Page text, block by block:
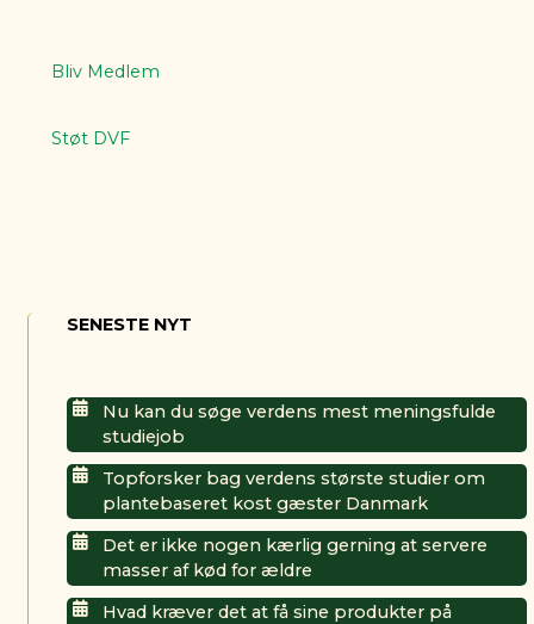
Bliv Medlem
Støt DVF
SENESTE NYT
Nu kan du søge verdens mest meningsfulde
studiejob
Topforsker bag verdens største studier om
plantebaseret kost gæster Danmark
Det er ikke nogen kærlig gerning at servere
masser af kød for ældre
Hvad kræver det at få sine produkter på